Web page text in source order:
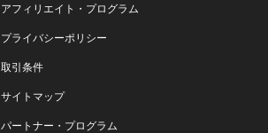
アフィリエイト・プログラム
プライバシーポリシー
取引条件
サイトマップ
パートナー・プログラム